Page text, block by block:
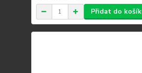
Přidat do